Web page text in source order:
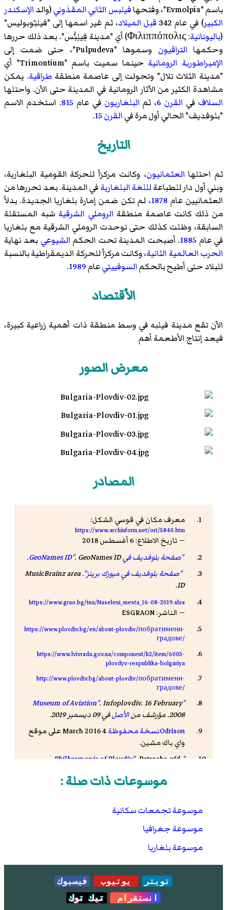
كاستوريا[5]
يكاترينبورغ[5]
إيفانوفو[5]
دونيتسك[5]
دايغو(2002–)
باسم "Evmolpia"، وفتحها
فيلبس الثاني المقذوني(والدالإسكندر
الكبير) في عام 342 قبل الميلاد، ثم غير اسمها إلى "فيلبّوبوليس"
(باليونانية
: Φιλιππόπολις) أي "مدينة فِيلِبُّس". بعد ذلك حررها
وحكمها التراقيون وسموها "Pulpudeva"، حتى ضمت إلى
الإمبراطورية الرومانية
حينما سميت باسم "Trimontium" أي
"مدينة الثلاث تلال" وتحولت إلى عاصمة منطقة طراقية. يمكن
مشاهدة الكثير من الآثار الرومانية في المدينة حتى الآن. واحتلها
السلاف في القرن 6 ، ثم البلغاريون في عام 815. استخدم الاسم
"بلوفديف" الحالي أول مرة فيالقرن 15 .
التاريخ
ثم احتلها العثمانيون، وكانت مركزاً للحركة القومية البلغارية،
وبني أول دار للطباعةلللغة البلغاريةفي المدينة. بعد تحررها من
العثمانيين عام 1878، لم تكن ضمن إمارة بلغاريا الجديدة. بدلاً
من ذلك كانت عاصمة منطقة الروملي الشرقية شبه المستقلة
السابقة، وظلت كذلك حتى توحدت الروملي الشرقية مع بلغاريا
في عام 1885. أصبحت المدينة تحت الحكم الشيوعي بعد نهاية
الحرب العالمية الثانية، وكانت مركزاً للحركة الديمقراطية بالنسبة
للبلاد حتى أطيح بالحكمالسوفييتيعام1989
.
الأقتصاد
الآن تقع مدينة فيلبه في وسط منطقة ذات أهمية زراعية كبيرة،
فيعد إنتاج الأطعمة أهم
معرض الصور
المصادر
معرف مكان في قوسي الشكل:
https://www.archinform.net/ort/5840.htm
— تاريخ الاطلاع: 6 أغسطس 2018
"صفحة بلوفديف في GeoNames ID"
. GeoNames ID
.
"صفحة بلوفديف في ميوزك برينز".
MusicBrainz area
ID
.
https://www.grao.bg/tna/Naseleni_mesta_16-08-2019.xlsx
— الناشر: ESGRAON
https://www.plovdiv.bg/en/about-plovdiv/побратимени-
градове/
https://www.lvivrada.gov.ua/component/k2/item/6005-
plovdyv-respublika-bolgariya
http://www.plovdiv.bg/about-plovdiv/побратимени-
градове/
"Museum of Aviation"
. Infoplovdiv. 16 February
2008. مؤرشف من
الأصلفي 09 ديسمبر 2019
.
Odrisonنسخة محفوظة
4 March 2016 على موقع
واي باك مشين.
"Philharmonic of Plovdiv"
. Petracho.ofd-
موسوعات ذات صلة :
موسوعة تجمعات سكانية
موسوعة جغرافيا
موسوعة بلغاريا
تويتر يوتيوب
فيسبوك
انستقرام
تيك توك